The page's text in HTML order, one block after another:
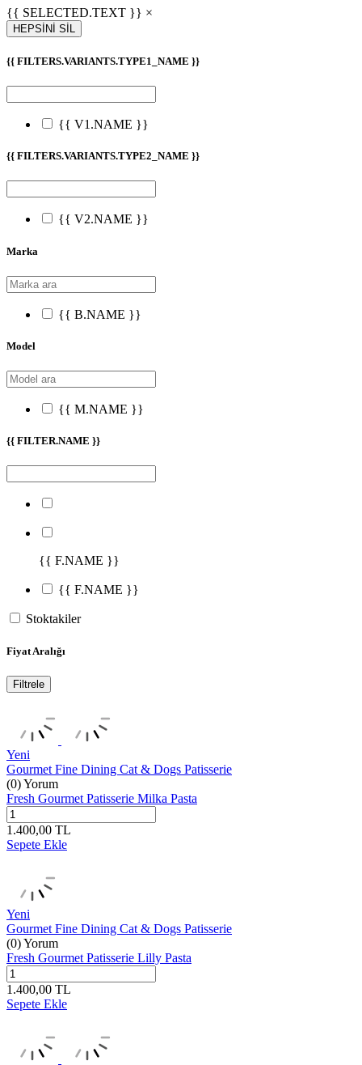
{{ SELECTED.TEXT }} ×
HEPSİNİ SİL
{{ FILTERS.VARIANTS.TYPE1_NAME }}
{{ V1.NAME }}
{{ FILTERS.VARIANTS.TYPE2_NAME }}
{{ V2.NAME }}
Marka
{{ B.NAME }}
Model
{{ M.NAME }}
{{ FILTER.NAME }}
{{ F.NAME }}
{{ F.NAME }}
Stoktakiler
Fiyat Aralığı
Filtrele
Yeni
Gourmet Fine Dining Cat & Dogs Patisserie
(0) Yorum
Fresh Gourmet Patisserie Milka Pasta
1.400,00 TL
Sepete Ekle
Yeni
Gourmet Fine Dining Cat & Dogs Patisserie
(0) Yorum
Fresh Gourmet Patisserie Lilly Pasta
1.400,00 TL
Sepete Ekle